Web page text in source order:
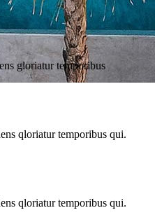
gloriatur temporibus
qloriatur temporibus qui.
qloriatur temporibus qui.